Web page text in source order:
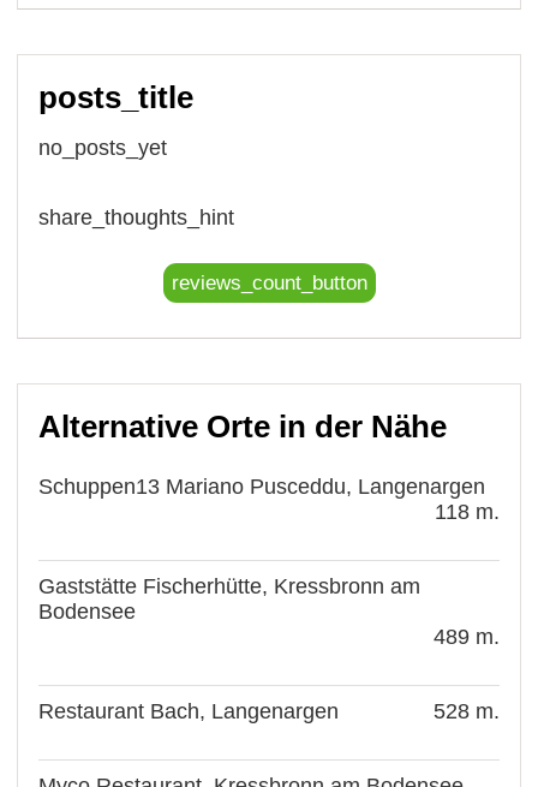
posts_title
no_posts_yet
share_thoughts_hint
reviews_count_button
Alternative Orte in der Nähe
Schuppen13 Mariano Pusceddu, Langenargen
118 m.
Gaststätte Fischerhütte, Kressbronn am
Bodensee
489 m.
Restaurant Bach, Langenargen 528 m.